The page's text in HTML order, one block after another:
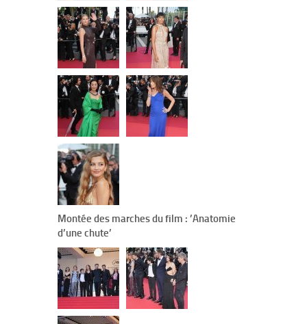
Montée des marches du film : ’Anatomie
d’une chute’